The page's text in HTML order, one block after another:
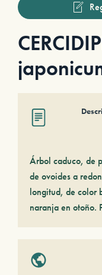
Árbol caduco, de
de ovoides a
longitud, de color
naranja en otoño.